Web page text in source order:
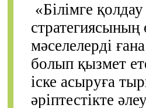
«Білімге
стратегиясының
мәселелерді
болып қызмет
іске асыруға
әріптестікте